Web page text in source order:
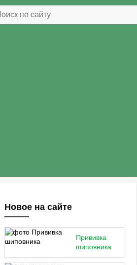
Новое на сайте
Прививка
шиповника